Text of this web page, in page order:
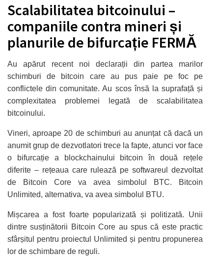
Scalabilitatea bitcoinului –
companiile contra mineri și
planurile de bifurcație FERMĂ
Au apărut recent noi declarații din partea marilor
schimburi de bitcoin care au pus paie pe foc pe
conflictele din comunitate. Au scos însă la suprafață și
complexitatea problemei legată de scalabilitatea
bitcoinului.
Vineri, aproape 20 de schimburi au anunțat că dacă un
anumit grup de dezvotlatori trece la fapte, atunci vor face
o bifurcație a blockchainului bitcoin în două rețele
diferite – rețeaua care rulează pe softwareul dezvoltat
de Bitcoin Core va avea simbolul BTC. Bitcoin
Unlimited, alternativa, va avea simbolul BTU.
Mișcarea a fost foarte popularizată și politizată. Unii
dintre susținătorii Bitcoin Core au spus că este practic
sfârșitul pentru proiectul Unlimited și pentru propunerea
lor de schimbare de reguli.